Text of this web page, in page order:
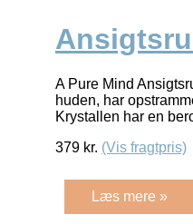
A Pure Mind
huden, har
Krystallen har en
379 kr. (Vis fragtpris)
Læs mere »